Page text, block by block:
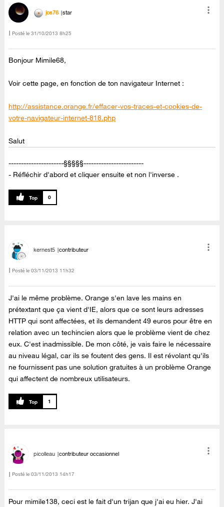
jos76 star
Posté le ‎31/10/2013 8h25
Bonjour Mimile68,
Voir cette page, en fonction de ton navigateur Internet :
http://assistance.orange.fr/effacer-vos-traces-et-cookies-de-
votre-navigateur-internet-818.php
Salut
----------------------§§§§§------------------------
- Réfléchir d'abord et cliquer ensuite et non l'inverse .
0
kernest5 contributeur
Posté le ‎03/11/2013 11h32
J'ai le même problème. Orange s'en lave les mains en
prétextant que ça vient d'IE, alors que ce sont leurs adresses
HTTP qui sont affectées, et ils demandent 49 euros pour être en
relation avec un techincien alors que le problème vient de chez
eux. C'est inadmissible. De mon côté, je vais faire le nécessaire
au niveau légal, car ils se foutent des gens. Il est révolant qu'ils
ne fournissent pas une solution gratuites à un problème Orange
qui affectent de nombreux utilisateurs.
1
picolleau contributeur occasionnel
Posté le ‎03/11/2013 14h17
Pour mimile138, ceci est le fait d'un trijan que j'ai eu hier. J'ai